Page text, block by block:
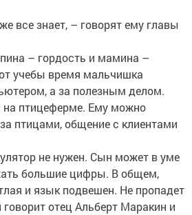
все знает, – говорят ему главы
– гордость и мамина –
учебы время мальчишка
а за полезным делом.
на птицеферме. Ему можно
птицами, общение с клиентами
не нужен. Сын может в уме
большие цифры. В общем,
и язык подвешен. Не пропадет
отец Альберт Маракин и